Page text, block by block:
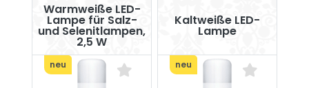
Warmweiße LED-
Lampe für Salz-
und Selenitlampen,
2,5 W
neu
Kaltweiße LED-
Lampe
neu